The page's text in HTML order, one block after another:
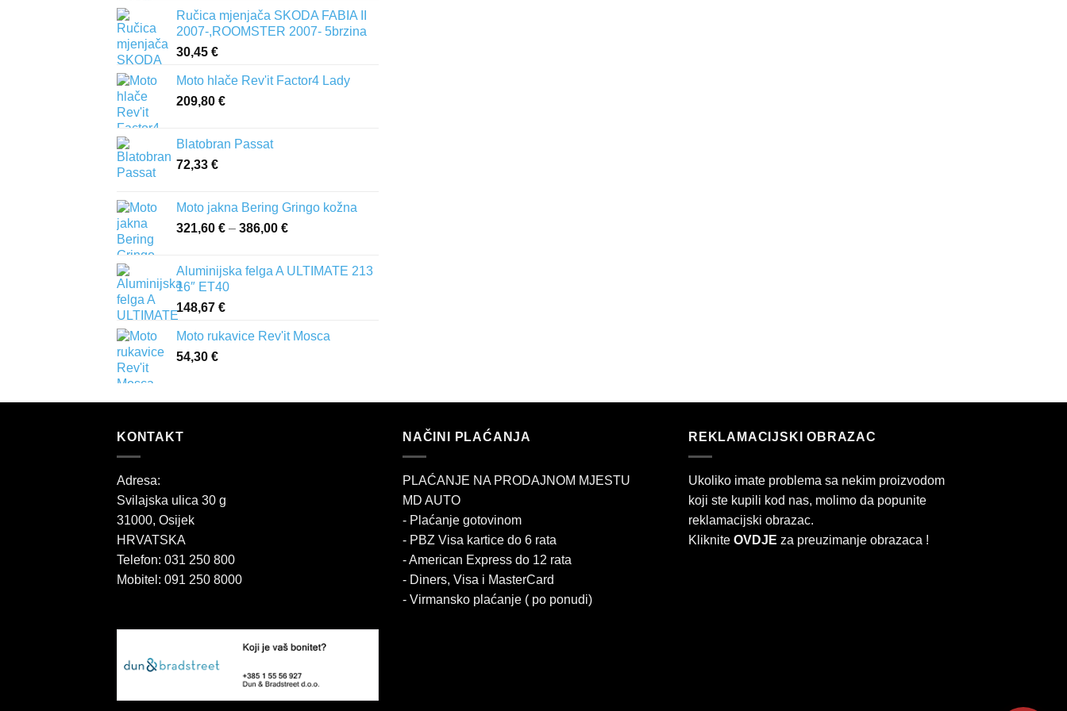
Ručica mjenjača SKODA FABIA II
2007-,ROOMSTER 2007- 5brzina
30,45 €
Moto hlače Rev'it Factor4 Lady
209,80 €
Blatobran Passat
72,33 €
Moto jakna Bering Gringo kožna
321,60 € – 386,00 €
321,60 €
Aluminijska felga A ULTIMATE 213
16″ ET40
148,67 €
Moto rukavice Rev'it Mosca
54,30 €
KONTAKT
Adresa:
Svilajska ulica 30 g
31000, Osijek
HRVATSKA
Telefon: 031 250 800
Mobitel: 091 250 8000
NAČINI PLAĆANJA
PLAĆANJE NA PRODAJNOM MJESTU
MD AUTO
- Plaćanje gotovinom
- PBZ Visa kartice do 6 rata
- American Express do 12 rata
- Diners, Visa i MasterCard
- Virmansko plaćanje ( po ponudi)
REKLAMACIJSKI OBRAZAC
Ukoliko imate problema sa nekim proizvodom
koji ste kupili kod nas, molimo da popunite
reklamacijski obrazac.
Kliknite OVDJE za preuzimanje obrazaca !